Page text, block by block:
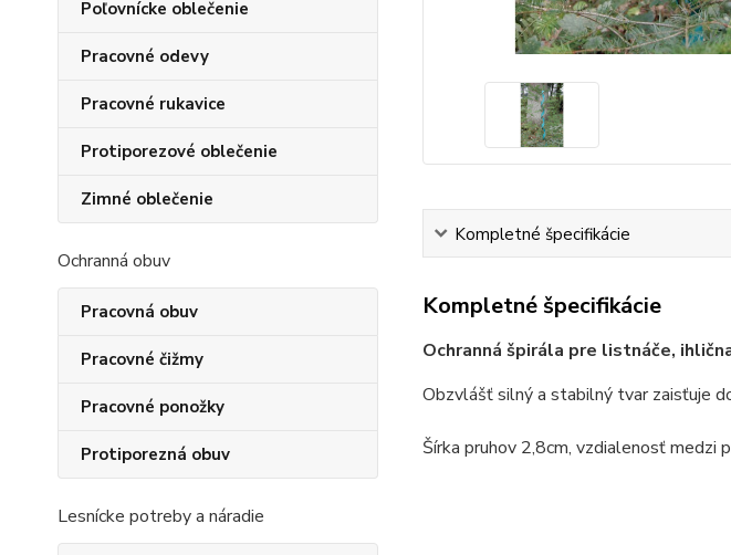
Poľovnícke oblečenie
Pracovné odevy
Pracovné rukavice
Protiporezové oblečenie
Zimné oblečenie
Ochranná obuv
Pracovná obuv
Pracovné čižmy
Pracovné ponožky
Protiporezná obuv
Lesnícke potreby a náradie
Kompletné špecifikácie
Kompletné špecifikácie
Ochranná špirála pre listnáče,
Obzvlášť silný a stabilný tvar zaisťuje
Šírka pruhov 2,8cm, vzdialenosť medzi